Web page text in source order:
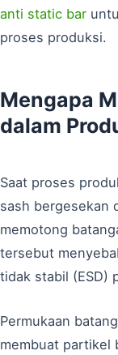
anti static bar
proses produksi.
Mengapa
dalam
Saat proses
sash bergesekan
memotong
tersebut
tidak stabil (ESD)
Permukaan
membuat partikel